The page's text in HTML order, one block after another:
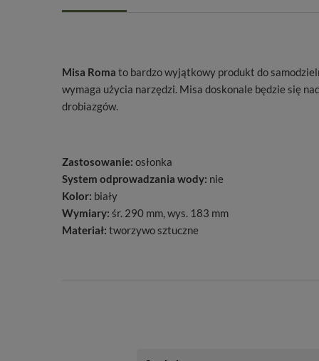
Misa Roma to bardzo wyjątkowy produkt do
wymaga użycia narzędzi. Misa doskonale będzie się
drobiazgów.
Zastosowanie: osłonka
System odprowadzania wody: nie
Kolor: biały
Wymiary: śr. 290 mm, wys. 183 mm
Materiał: tworzywo sztuczne